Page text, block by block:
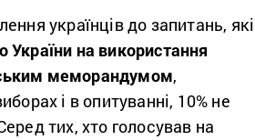
українців до запитань, які
України на використання
меморандумом,
і в опитуванні, 10% не
тих, хто голосував на